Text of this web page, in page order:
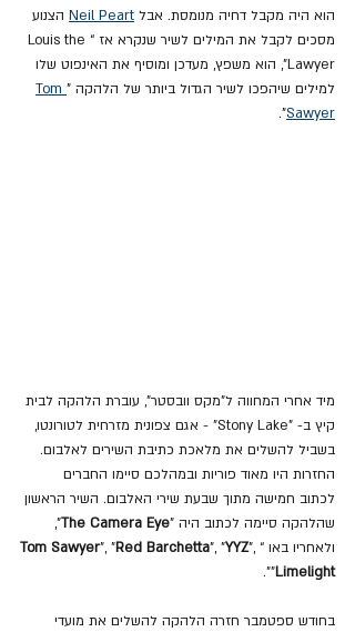
הוא היה מקבל דחיה מנומסת. אבל Neil Peart הצנוע
מסכים לקבל את המילים לשיר שנקרא אז “Louis the
Lawyer”, הוא משפץ, מעדכן ומוסיף את האינפוט שלו
למילים שיהפכו לשיר הגדול ביותר של הלהקה " Tom
Sawyer
".
מיד אחרי המחווה ל"מקס וובסטר", עוברת הלהקה לבית
קיץ ב- "Stony Lake" - אגם צפונית מזרחית לטורונטו,
בשביל להשלים את מלאכת כתיבת השירים לאלבום.
החזרות היו מאוד פוריות ובמהלכם סיימו החברים
לכתוב חמישה מתוך שבעת שירי האלבום. השיר הראשון
שהלהקה סיימה לכתוב היה "The Camera Eye
",
ולאחריו באו “
Tom Sawyer", "Red Barchetta", "YYZ",
"Limelight
".
בחודש ספטמבר חזרה הלהקה להשלים את מועדי